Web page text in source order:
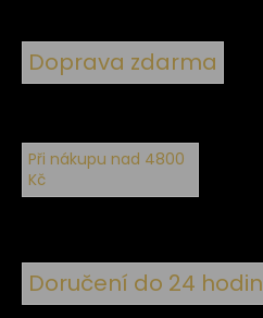
Doprava zdarma
Při nákupu nad 4800
Kč
Doručení do 24 hodin